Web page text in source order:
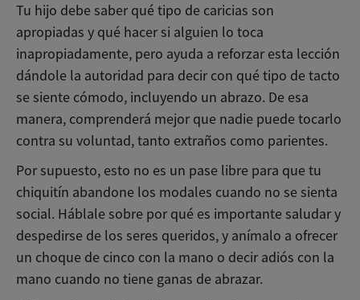
Tu hijo debe saber qué tipo de caricias son
apropiadas y qué hacer si alguien lo toca
inapropiadamente, pero ayuda a reforzar esta lección
dándole la autoridad para decir con qué tipo de tacto
se siente cómodo, incluyendo un abrazo. De esa
manera, comprenderá mejor que nadie puede tocarlo
contra su voluntad, tanto extraños como parientes.
Por supuesto, esto no es un pase libre para que tu
chiquitín abandone los modales cuando no se sienta
social. Háblale sobre por qué es importante saludar y
despedirse de los seres queridos, y anímalo a ofrecer
un choque de cinco con la mano o decir adiós con la
mano cuando no tiene ganas de abrazar.